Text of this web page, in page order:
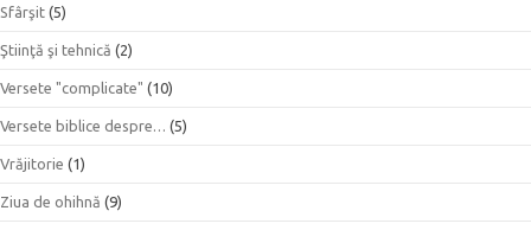
Sfârşit (5)
Ştiinţă şi tehnică (2)
Versete "complicate" (10)
Versete biblice despre… (5)
Vrăjitorie (1)
Ziua de ohihnă (9)